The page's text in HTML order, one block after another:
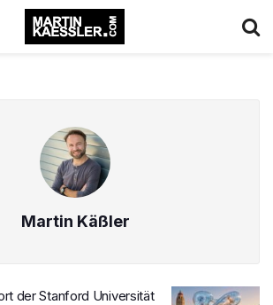
Martin Käßler
der Stanford Universität